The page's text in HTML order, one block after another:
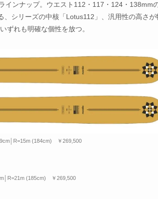
インナップ。ウエスト112・117・124・138mm
シリーズの中核「Lotus112」、汎用性の高さが
ずれも明確な個性を放つ。
(184cm) ￥269,500
(185cm) ￥269,500